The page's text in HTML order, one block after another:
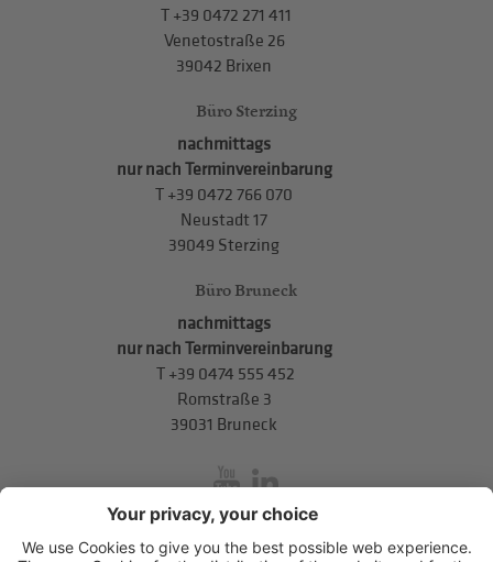
T+39 0472 271 411
Venetostraße 26
39042 Brixen
Büro Sterzing
nachmittags
nur nach Terminvereinbarung
T +39 0472 766 070
Neustadt 17
39049 Sterzing
Büro Bruneck
nachmittags
nur nach Terminvereinbarung
T +39 0474 555 452
Romstraße 3
39031 Bruneck
inService
Mitterweg 5, Bozner Boden,I-39100Bozen.T+39 0471 310